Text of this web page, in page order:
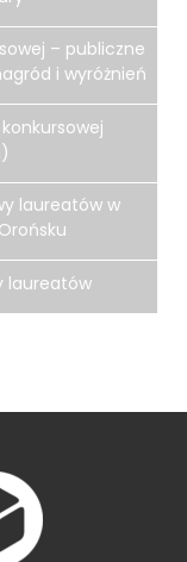
– publiczne
i wyróżnień
laureatów w
laureatów